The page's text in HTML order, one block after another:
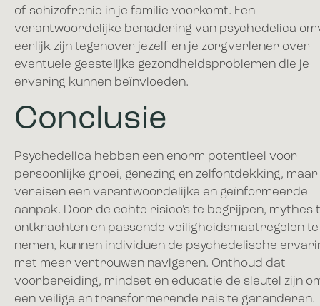
of schizofrenie in je familie voorkomt. Een
verantwoordelijke benadering van psychedelica
eerlijk zijn tegenover jezelf en je zorgverlener over
eventuele geestelijke gezondheidsproblemen die je
ervaring kunnen beïnvloeden.
Conclusie
Psychedelica hebben een enorm potentieel voor
persoonlijke groei, genezing en zelfontdekking, maar
vereisen een verantwoordelijke en geïnformeerde
aanpak. Door de echte risico's te begrijpen, mythes
ontkrachten en passende veiligheidsmaatregelen te
nemen, kunnen individuen de psychedelische
met meer vertrouwen navigeren. Onthoud dat
voorbereiding, mindset en educatie de sleutel zijn
een veilige en transformerende reis te garanderen.